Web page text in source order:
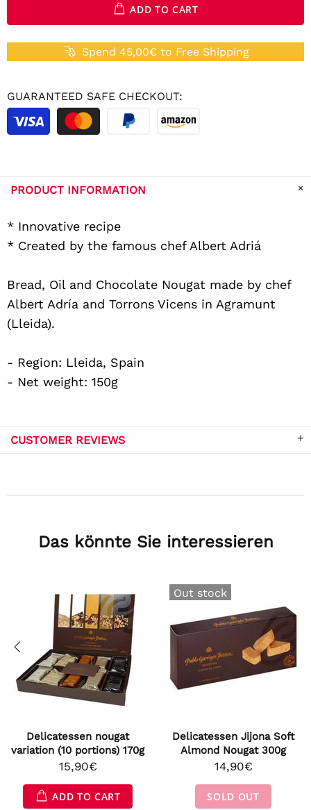
ADD TO CART
Spend 45,00€ to Free Shipping
GUARANTEED SAFE CHECKOUT:
PRODUCT INFORMATION
* Innovative recipe
* Created by the famous chef Albert Adriá
Bread, Oil and Chocolate Nougat made by chef
Albert Adría and Torrons Vicens in Agramunt
(Lleida).
- Region: Lleida, Spain
- Net weight: 150g
CUSTOMER REVIEWS
Das könnte Sie interessieren
Delicatessen nougat
variation (10 portions) 170g
15,90€
ADD TO CART
Out stock
Delicatessen Jijona Soft
Almond Nougat 300g
14,90€
SOLD OUT